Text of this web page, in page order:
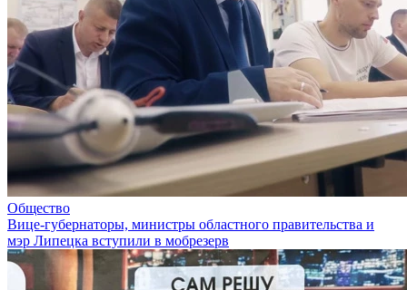
Общество
Вице-губернаторы, министры областного правительства и
мэр Липецка вступили в мобрезерв